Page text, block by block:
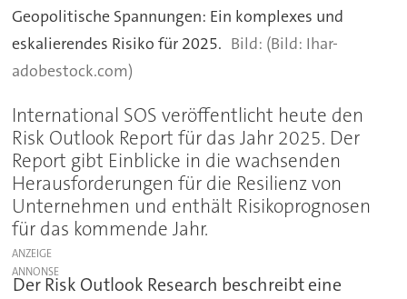
Geopolitische Spannungen: Ein komplexes und
eskalierendes Risiko für 2025.
(Bild: Ihar-
adobestock.com)
International SOS veröffentlicht heute den
Risk Outlook Report für das Jahr 2025. Der
Report gibt Einblicke in die wachsenden
Herausforderungen für die Resilienz von
Unternehmen und enthält Risikoprognosen
für das kommende Jahr.
ANZEIGE
Der Risk Outlook Research beschreibt eine